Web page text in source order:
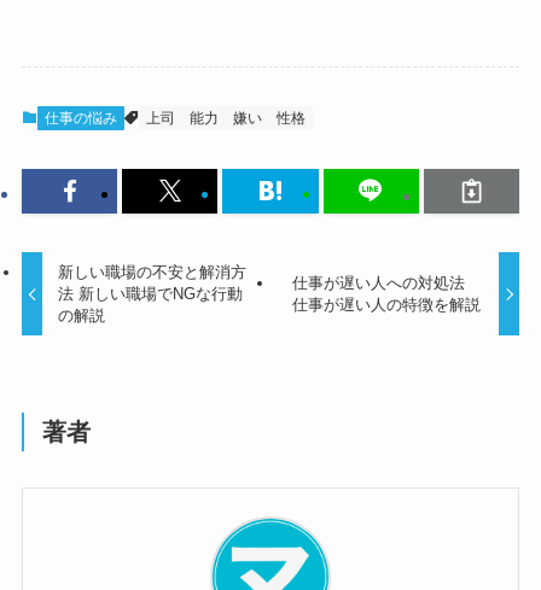
仕事の悩み 上司 能力 嫌い 性格
新しい職場の不安と解消方
法 新しい職場でNGな行動
の解説
仕事が遅い人への対処法
仕事が遅い人の特徴を解説
著者